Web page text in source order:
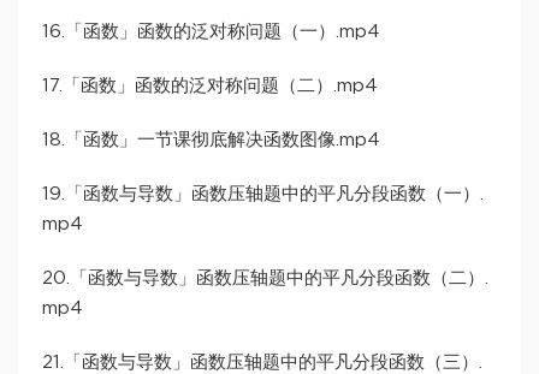
16.「函数」函数的泛对称问题（一）.mp4
17.「函数」函数的泛对称问题（二）.mp4
18.「函数」一节课彻底解决函数图像.mp4
19.「函数与导数」函数压轴题中的平凡分段函数（一）.
mp4
20.「函数与导数」函数压轴题中的平凡分段函数（二）.
mp4
21.「函数与导数」函数压轴题中的平凡分段函数（三）.